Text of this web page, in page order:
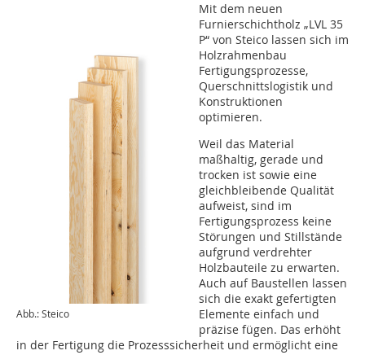
Abb.: Steico
Mit dem neuen
Furnierschichtholz „LVL 35
P“ von Steico lassen sich im
Holzrahmenbau
Fertigungsprozesse,
Querschnittslogistik und
Konstruktionen
optimieren.
Weil das Material
maßhaltig, gerade und
trocken ist sowie eine
gleichbleibende Qualität
aufweist, sind im
Fertigungsprozess keine
Störungen und Stillstände
aufgrund verdrehter
Holzbauteile zu erwarten.
Auch auf Baustellen lassen
sich die exakt gefertigten
Elemente einfach und
präzise fügen. Das erhöht
in der Fertigung die Prozesssicherheit und ermöglicht eine